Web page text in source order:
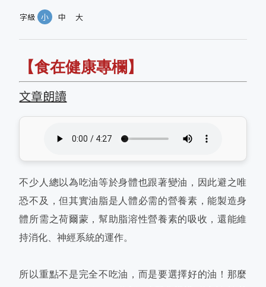
字級 小 中 大
【食在健康專欄 】
文章朗讀
不少人總以為吃油等於身體也跟著變油，因此避之唯
恐不及，但其實油脂是人體必需的營養素，能製造身
體所需之荷爾蒙，幫助脂溶性營養素的吸收，還能維
持消化、神經系統的運作。
所以重點不是完全不吃油，而是要選擇好的油！那麼